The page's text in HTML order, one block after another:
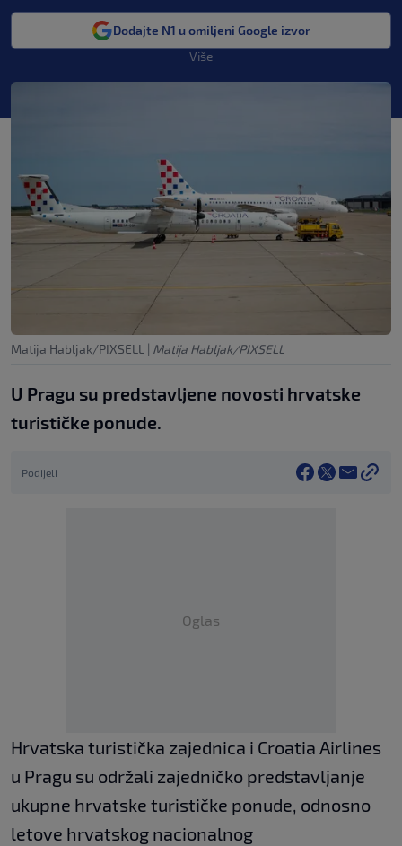
Dodajte N1 u omiljeni Google izvor
Više
Matija Habljak/PIXSELL | Matija Habljak/PIXSELL
U Pragu su predstavljene novosti hrvatske
turističke ponude.
Podijeli
Oglas
Hrvatska turistička zajednica i Croatia Airlines
u Pragu su održali zajedničko predstavljanje
ukupne hrvatske turističke ponude, odnosno
letove hrvatskog nacionalnog